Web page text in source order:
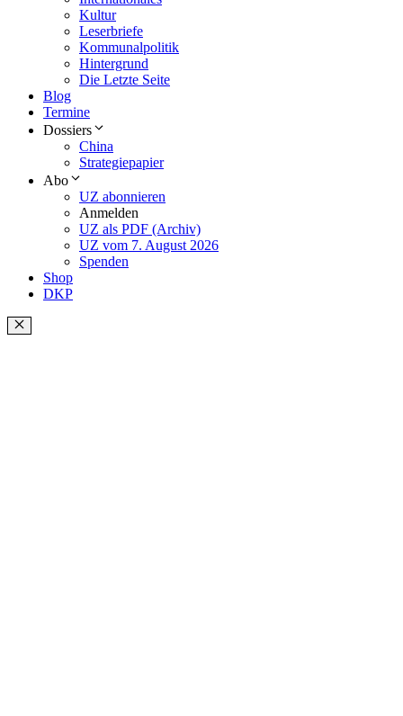
Kultur
Leserbriefe
Kommunalpolitik
Hintergrund
Die Letzte Seite
Blog
Termine
Dossiers
China
Strategiepapier
Abo
UZ abonnieren
Anmelden
UZ als PDF (Archiv)
UZ vom 7. August 2026
Spenden
Shop
DKP
Schließen